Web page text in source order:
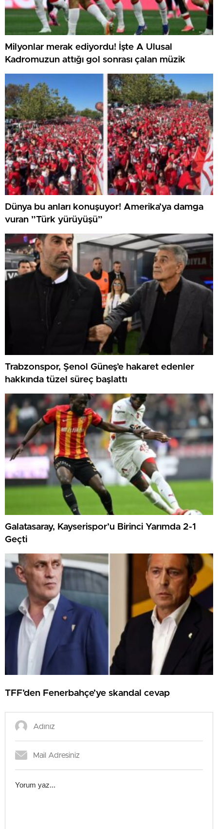
Milyonlar merak ediyordu! İşte A Ulusal
Kadromuzun attığı gol sonrası çalan müzik
Dünya bu anları konuşuyor! Amerika’ya damga
vuran ”Türk yürüyüşü”
Trabzonspor, Şenol Güneş’e hakaret edenler
hakkında tüzel süreç başlattı
Galatasaray, Kayserispor’u Birinci Yarımda 2-1
Geçti
TFF’den Fenerbahçe’ye skandal cevap